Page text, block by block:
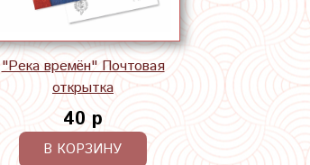
"Река времён" Почтовая
открытка
40 р
В КОРЗИНУ